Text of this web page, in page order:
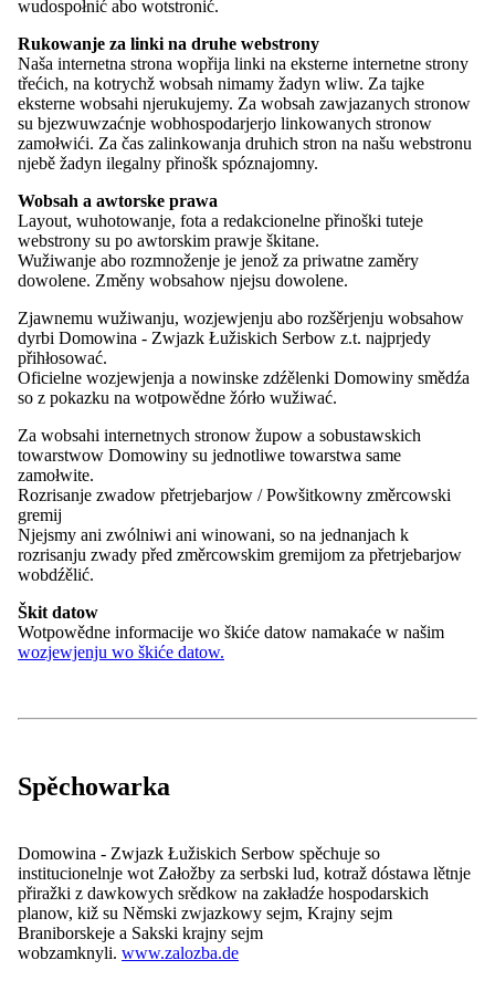
Płaći wólbny porjad Domowiny. Wólby přewjedu so pjatk,
04.12.2026.
Dawid Statnik
předsyda Domowiny
Kandidaća měli slědowace wuměnjenja spjelnić:
wólbokmanosć po wólbnym zakonju Sakskeje; wuznaće k
přisłušnosći serbskemu ludej; wobknježenje serbskeje rěče (ertnje a
pisomnje); wosobinski angažement za serbski lud; zwólniwosć k
čestnohamtskemu dźěłu jako čłonka/čłon Załožboweje rady a k
přewzaću cyłoserbskeje zamołwitosće při rozsudach wo prioritach
přichodneho spěchowanja serbskich projektow a institucijow.
Čłonojo skutkuja tohorunja w projektnej přiradźe a hódnoća
zapodate próstwy. Dale su znajomosće wo strukturach serbskich
institucijow trěbne a zwólniwosć k wobstajnej wuměnje z tutymi.
Załožbowi radźićeljo wukonjeja na zakładźe wustawkow konkretne
politiske dźěło hromadźe z fachowymi a ministerielnymi partnerami
a zastupuja zajimy serbskeho ludu. Je to zamołwity nadawk, kiž
žada sej kompetency w financno-politiskim wobłuku. Něhdźe
połojca posedźenjow wotměwa so wodnjo / dźěłań dźeń.
Dohromady ma rada 10-12 terminow wob lěto.
Zastupjerki/Zastupjerjo wukonjeja swoje dźěło čestnohamtsce a
dóstanu zarunanje na zakładźe porjada za čestnohamtske dźěło
załožby.
Naprašnik za kandidatow załožbowa rada
Download .pdf (946,8 KB)
Kontakt
Nowosće
info@domowina.de
Wokolnik:
Přizjew so
Spěchowarka:
wudospołnić abo wotstronić.
Rukowanje za linki na druhe webstrony
Naša internetna strona wopřija linki na eksterne internetne strony
třećich, na kotrychž wobsah nimamy žadyn wliw. Za tajke
eksterne wobsahi njerukujemy. Za wobsah zawjazanych stronow
su bjezwuwzaćnje wobhospodarjerjo linkowanych stronow
zamołwići. Za čas zalinkowanja druhich stron na našu webstronu
njebě žadyn ilegalny přinošk spóznajomny.
Wobsah a awtorske prawa
Layout, wuhotowanje, fota a redakcionelne přinoški tuteje
webstrony su po awtorskim prawje škitane.
Wužiwanje abo rozmnoženje je jenož za priwatne zaměry
dowolene. Změny wobsahow njejsu dowolene.
Zjawnemu wužiwanju, wozjewjenju abo rozšěrjenju wobsahow
dyrbi Domowina - Zwjazk Łužiskich Serbow z.t. najprjedy
přihłosować.
Oficielne wozjewjenja a nowinske zdźělenki Domowiny smědźa
so z pokazku na wotpowědne žórło wužiwać.
Za wobsahi internetnych stronow župow a sobustawskich
towarstwow Domowiny su jednotliwe towarstwa same
zamołwite.
Rozrisanje zwadow přetrjebarjow / Powšitkowny změrcowski
gremij
Njejsmy ani zwólniwi ani winowani, so na jednanjach k
rozrisanju zwady před změrcowskim gremijom za přetrjebarjow
wobdźělić.
Škit datow
Wotpowědne informacije wo škiće datow namakaće w našim
wozjewjenju wo škiće datow.
Spěchowarka
Domowina - Zwjazk Łužiskich Serbow spěchuje so
institucionelnje wot Załožby za serbski lud, kotraž dóstawa lětnje
přiražki z dawkowych srědkow na zakładźe hospodarskich
planow, kiž su Němski zwjazkowy sejm, Krajny sejm
Braniborskeje a Sakski krajny sejm
wobzamknyli. www.zalozba.de